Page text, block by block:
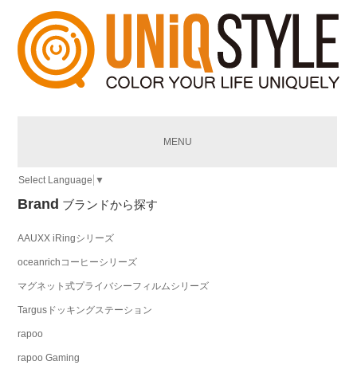
MENU
Select Language ▼
Brand ブランドから探す
AAUXX iRingシリーズ
oceanrichコーヒーシリーズ
マグネット式プライバシーフィルムシリーズ
Targusドッキングステーション
rapoo
rapoo Gaming